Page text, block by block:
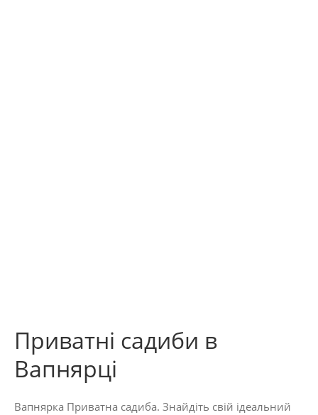
Приватні садиби в
Вапнярці
Вапнярка Приватна садиба. Знайдіть свій ідеальний